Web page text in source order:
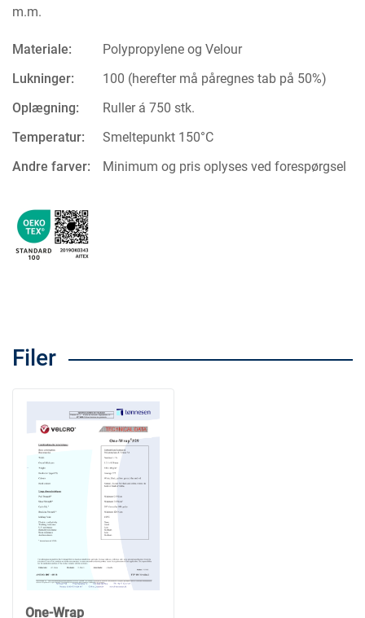
m.m.
Materiale:
Polypropylene og Velour
Lukninger:
100 (herefter må påregnes tab på 50%)
Oplægning:
Ruller á 750 stk.
Temperatur:
Smeltepunkt 150°C
Andre farver:
Minimum og pris oplyses ved forespørgsel
Filer
One-Wrap